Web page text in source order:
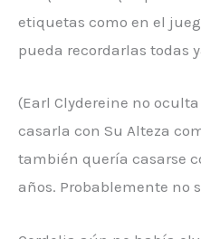
etiquetas como en el
pueda recordarlas todas
(Earl Clydereine no
casarla con Su Alteza
también quería casarse
años. Probablemente no